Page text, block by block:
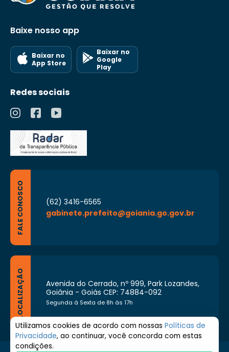
Baixe nosso app
Baixar no
App Store
Baixar no
Google
Play
Redes sociais
FALE CONOSCO
(62) 3416-6565
gabinete.prefeito@goiania.go.gov.br
LOCALIZAÇÃO
Avenida do Cerrado, nº 999, Park Lozandes,
Goiânia - Goiás CEP: 74884-092
Segunda à Sexta de 8h às 17h
Utilizamos cookies de acordo com nossas Políticas de
Privacidade, ao continuar, você concorda com estas
condições.